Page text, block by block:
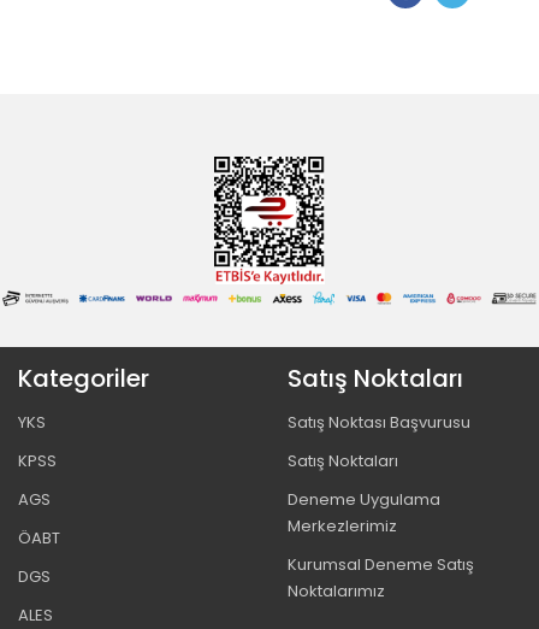
Kategoriler
YKS
KPSS
AGS
ÖABT
DGS
ALES
Satış Noktaları
Satış Noktası Başvurusu
Satış Noktaları
Deneme Uygulama
Merkezlerimiz
Kurumsal Deneme Satış
Noktalarımız